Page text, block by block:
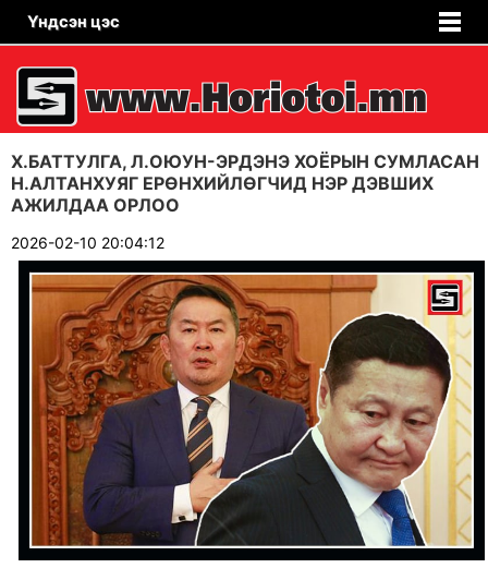
Үндсэн цэс
Х.БАТТУЛГА, Л.ОЮУН-ЭРДЭНЭ ХОЁРЫН СУМЛАСАН
Н.АЛТАНХУЯГ ЕРӨНХИЙЛӨГЧИД НЭР ДЭВШИХ
АЖИЛДАА ОРЛОО
2026-02-10 20:04:12